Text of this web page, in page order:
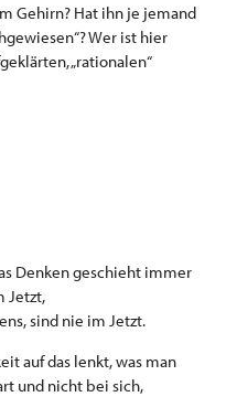
Gehirn? Hat ihn je jemand
Wer ist hier
„rationalen“
Denken geschieht immer
Jetzt,
sind nie im Jetzt.
auf das lenkt, was man
und nicht bei sich,